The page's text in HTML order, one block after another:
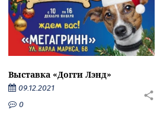
Выставка «Догги Лэнд»
09.12.2021
0